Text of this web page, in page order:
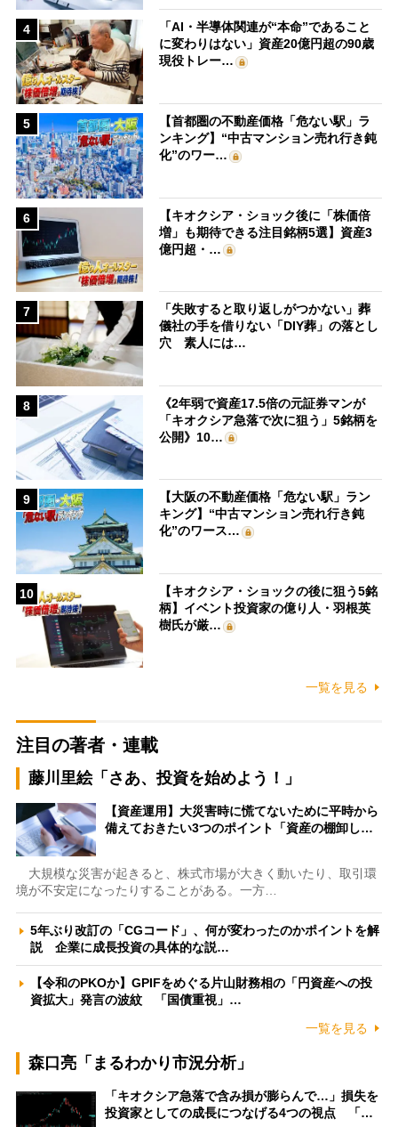
4
「AI・半導体関連が“本命”であること
に変わりはない」資産20億円超の90歳
現役トレー…
5
【首都圏の不動産価格「危ない駅」ラ
ンキング】“中古マンション売れ行き鈍
化”のワー…
6
【キオクシア・ショック後に「株価倍
増」も期待できる注目銘柄5選】資産3
億円超・…
7
「失敗すると取り返しがつかない」葬
儀社の手を借りない「DIY葬」の落とし
穴 素人には…
8
《2年弱で資産17.5倍の元証券マンが
「キオクシア急落で次に狙う」5銘柄を
公開》10…
9
【大阪の不動産価格「危ない駅」ラン
キング】“中古マンション売れ行き鈍
化”のワース…
10
【キオクシア・ショックの後に狙う5銘
柄】イベント投資家の億り人・羽根英
樹氏が厳…
一覧を見る
注目の著者・連載
藤川里絵「さあ、投資を始めよう！」
【資産運用】大災害時に慌てないために平時から
備えておきたい3つのポイント「資産の棚卸し…
大規模な災害が起きると、株式市場が大きく動いたり、取引環
境が不安定になったりすることがある。一方…
5年ぶり改訂の「CGコード」、何が変わったのかポイントを解
説 企業に成長投資の具体的な説…
【令和のPKOか】GPIFをめぐる片山財務相の「円資産への投
資拡大」発言の波紋 「国債重視」…
一覧を見る
森口亮「まるわかり市況分析」
「キオクシア急落で含み損が膨らんで…」損失を
投資家としての成長につなげる4つの視点 「…